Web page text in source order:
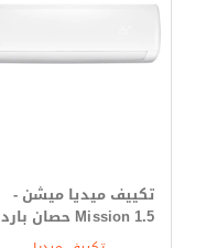
تكييف ميديا ميشن -
Mission 1.5 حصان بارد